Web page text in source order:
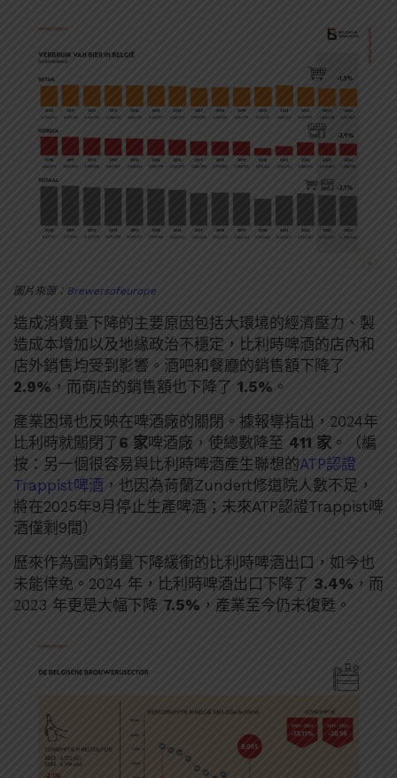
圖片來源： Brewersofeurope
造成消費量下降的主要原因包括大環境的經濟壓力、製
造成本增加以及地緣政治不穩定，比利時啤酒的店內和
店外銷售均受到影響。酒吧和餐廳的銷售額下降了
2.9% ，而商店的銷售額也下降了 1.5% 。
產業困境也反映在啤酒廠的關閉。據報導指出，2024年
比利時就關閉了6 家啤酒廠，使總數降至 411 家 。（編
按：另一個很容易與比利時啤酒產生聯想的ATP認證
Trappist啤酒 ，也因為荷蘭Zundert修道院人數不足，
將在2025年9月停止生產啤酒；未來ATP認證Trappist啤
酒僅剩9間）
歷來作為國內銷量下降緩衝的比利時啤酒出口，如今也
未能倖免。2024 年，比利時啤酒出口下降了 3.4% ，而
2023 年更是大幅下降 7.5% ，產業至今仍未復甦。